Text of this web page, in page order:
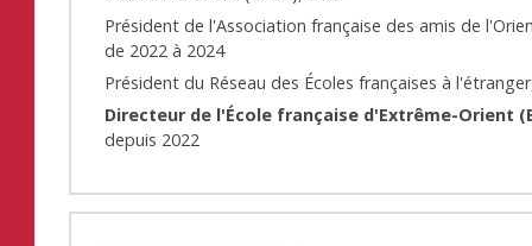
Président de l'Association française des amis de
de 2022 à 2024
Président du Réseau des Écoles françaises à
Directeur de l'École française d'Extrême-Orient
depuis 2022